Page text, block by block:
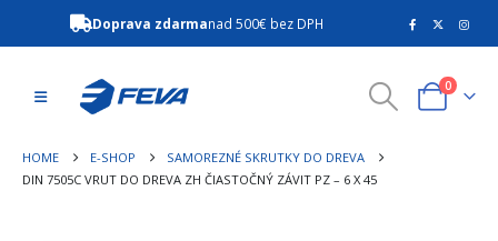
Doprava zdarmanad 500€ bez DPH
0
HOME E-SHOP
SAMOREZNÉ SKRUTKY DO DREVA
DIN 7505C VRUT DO DREVA ZH ČIASTOČNÝ ZÁVIT PZ – 6 X 45